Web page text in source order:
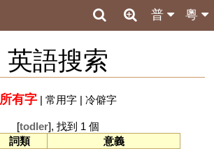
粵
普
英語搜索
所有字| 常用字| 冷僻字
[todler], 找到 1 個
詞類
意義